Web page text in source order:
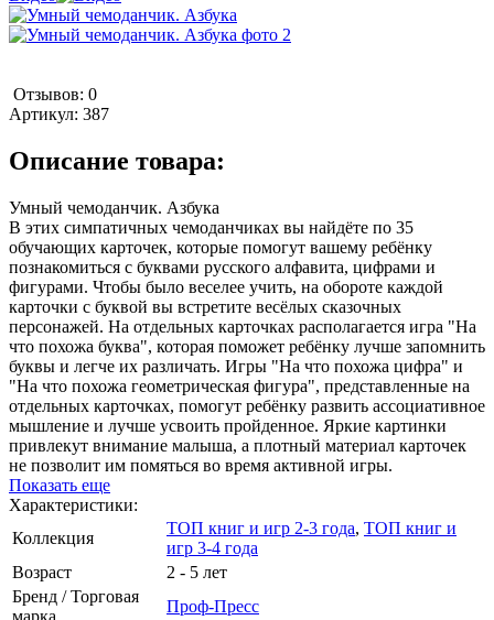
Отзывов: 0
Артикул: 387
Описание товара:
Умный чемоданчик. Азбука
В этих симпатичных чемоданчиках вы найдёте по 35
обучающих карточек, которые помогут вашему ребёнку
познакомиться с буквами русского алфавита, цифрами и
фигурами. Чтобы было веселее учить, на обороте каждой
карточки с буквой вы встретите весёлых сказочных
персонажей. На отдельных карточках располагается игра "На
что похожа буква", которая поможет ребёнку лучше запомнить
буквы и легче их различать. Игры "На что похожа цифра" и
"На что похожа геометрическая фигура", представленные на
отдельных карточках, помогут ребёнку развить ассоциативное
мышление и лучше усвоить пройденное. Яркие картинки
привлекут внимание малыша, а плотный материал карточек
не позволит им помяться во время активной игры.
Показать еще
Характеристики:
Коллекция
ТОП книг и игр 2-3 года, ТОП книг и
игр 3-4 года
Возраст
2 - 5 лет
Бренд / Торговая
марка
Проф-Пресс